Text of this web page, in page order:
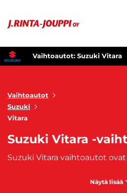
Vaihtoautot: Suzuki Vitara
Vaihtoautot
Suzuki
Vitara
Suzuki Vitara -
Näytä lisää